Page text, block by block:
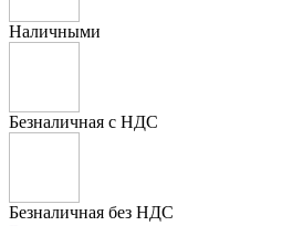
Наличными
Безналичная с НДС
Безналичная без НДС